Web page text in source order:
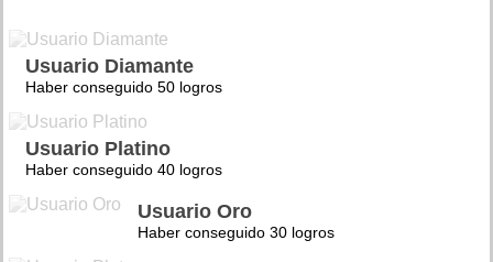
Usuario Diamante
Haber conseguido 50 logros
Usuario Platino
Haber conseguido 40 logros
Usuario Oro
Haber conseguido 30 logros